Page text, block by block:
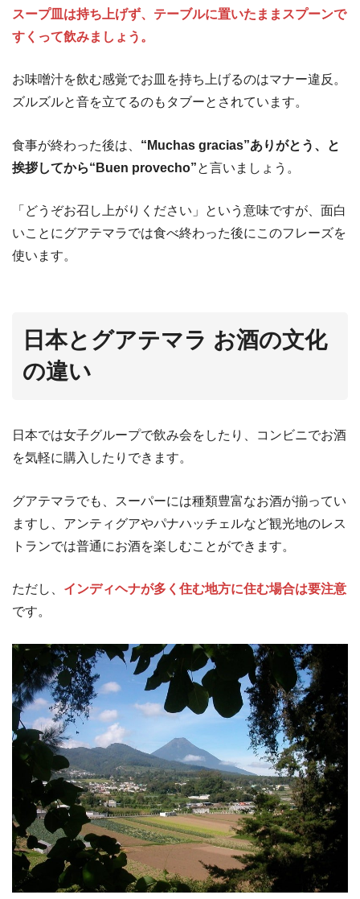
スープ皿は持ち上げず、テーブルに置いたままスプーンで
すくって飲みましょう。
お味噌汁を飲む感覚でお皿を持ち上げるのはマナー違反。
ズルズルと音を立てるのもタブーとされています。
食事が終わった後は、 “Muchas gracias”ありがとう、と
挨拶してから“Buen provecho”と言いましょう。
「どうぞお召し上がりください」という意味ですが、面白
いことにグアテマラでは食べ終わった後にこのフレーズを
使います。
日本とグアテマラ お酒の文化
の違い
日本では女子グループで飲み会をしたり、コンビニでお酒
を気軽に購入したりできます。
グアテマラでも、スーパーには種類豊富なお酒が揃ってい
ますし、アンティグアやパナハッチェルなど観光地のレス
トランでは普通にお酒を楽しむことができます。
ただし、 インディヘナが多く住む地方に住む場合は要注意
です。